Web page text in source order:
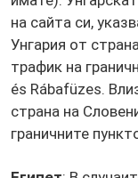
на сайта си,
Унгария от
трафик на
és Rábafüzes.
страна на
граничните